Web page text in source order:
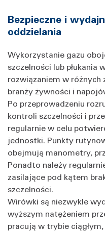
Bezpieczne i
oddzielania
Wykorzystanie gazu
szczelności lub płukania
rozwiązaniem w
branży żywności i
Po przeprowadzeniu
kontroli szczelności i
regularnie w celu
jednostki. Punkty
obejmują manometry,
Ponadto należy
zasilające pod kątem
szczelności.
Wirówki są niezwykle
wyższym natężeniem
pracują w trybie